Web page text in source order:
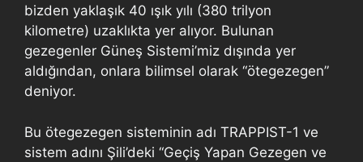
bizden yaklaşık 40 ışık yılı (380 trilyon
kilometre) uzaklıkta yer alıyor. Bulunan
gezegenler Güneş Sistemi’miz dışında yer
aldığından, onlara bilimsel olarak “ötegezegen”
deniyor.
Bu ötegezegen sisteminin adı TRAPPIST-1 ve
sistem adını Şili’deki “Geçiş Yapan Gezegen ve